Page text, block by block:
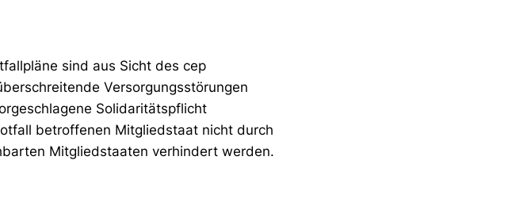
sind aus Sicht des cep
Versorgungsstörungen
Solidaritätspflicht
betroffenen Mitgliedstaat nicht durch
Mitgliedstaaten verhindert werden.